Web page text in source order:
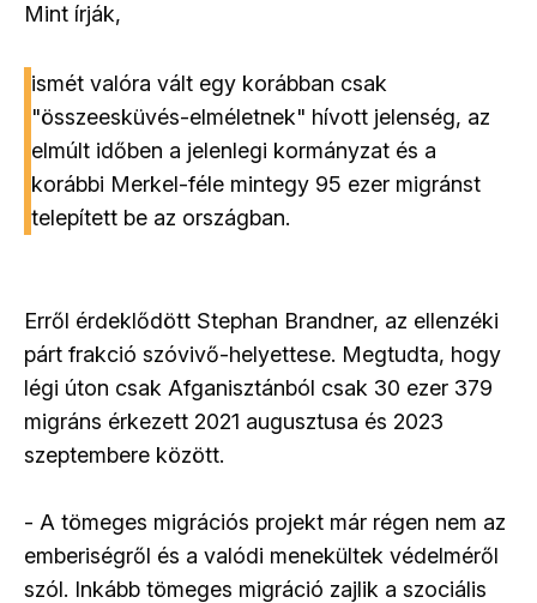
Mint írják,
ismét valóra vált egy korábban csak
"összeesküvés-elméletnek" hívott jelenség, az
elmúlt időben a jelenlegi kormányzat és a
korábbi Merkel-féle mintegy 95 ezer migránst
telepített be az országban.
Erről érdeklődött Stephan Brandner, az ellenzéki
párt frakció szóvivő-helyettese. Megtudta, hogy
légi úton csak Afganisztánból csak 30 ezer 379
migráns érkezett 2021 augusztusa és 2023
szeptembere között.
- A tömeges migrációs projekt már régen nem az
emberiségről és a valódi menekültek védelméről
szól. Inkább tömeges migráció zajlik a szociális